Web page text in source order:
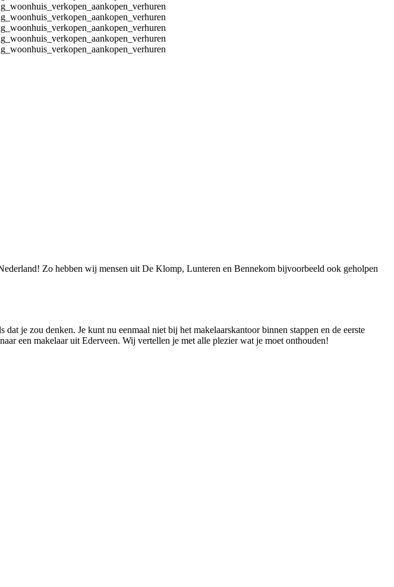
Zo hebben wij mensen uit De Klomp, Lunteren en Bennekom bijvoorbeeld ook geholpen
je zou denken. Je kunt nu eenmaal niet bij het makelaarskantoor binnen stappen en de eerste
een makelaar uit Ederveen. Wij vertellen je met alle plezier wat je moet onthouden!